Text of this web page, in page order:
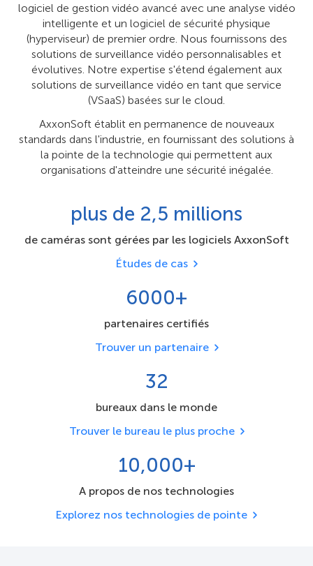
logiciel de gestion vidéo avancé avec une analyse vidéo
intelligente et un logiciel de sécurité physique
(hyperviseur) de premier ordre. Nous fournissons des
solutions de surveillance vidéo personnalisables et
évolutives. Notre expertise s'étend également aux
solutions de surveillance vidéo en tant que service
(VSaaS) basées sur le cloud.
AxxonSoft établit en permanence de nouveaux
standards dans l'industrie, en fournissant des solutions à
la pointe de la technologie qui permettent aux
organisations d'atteindre une sécurité inégalée.
plus de 2,5 millions
de caméras sont gérées par les logiciels AxxonSoft
Études de cas
6000+
partenaires certifiés
Trouver un partenaire
32
bureaux dans le monde
Trouver le bureau le plus proche
10,000+
A propos de nos technologies
Explorez nos technologies de pointe